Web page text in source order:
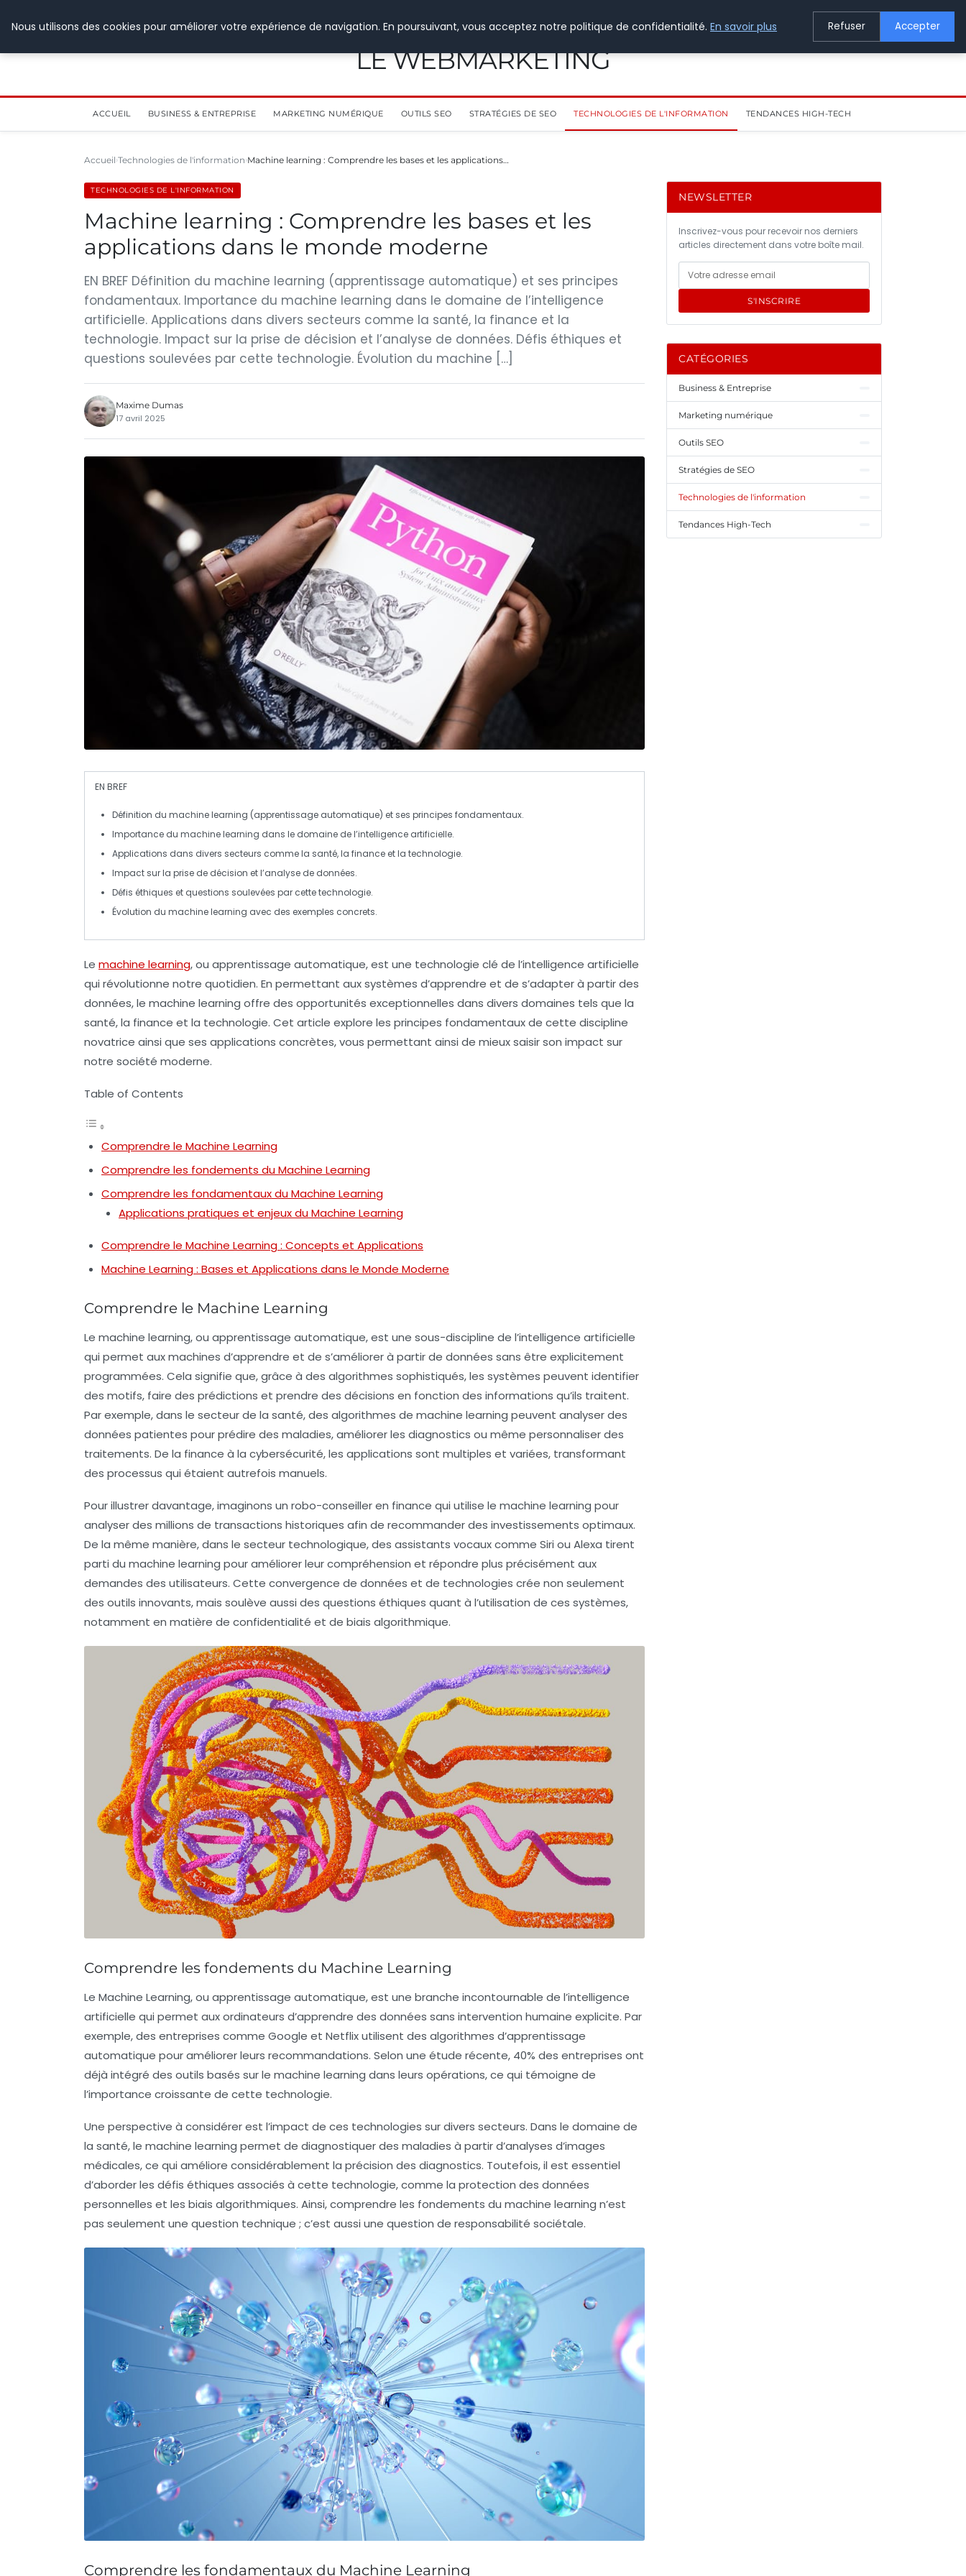
LE WEBMARKETING
ACCUEIL BUSINESS & ENTREPRISE MARKETING NUMÉRIQUE OUTILS SEO STRATÉGIES DE SEO TECHNOLOGIES DE L'INFORMATION TENDANCES HIGH-TECH
Accueil Technologies de l'information Machine learning : Comprendre les bases et les applications…
TECHNOLOGIES DE L'INFORMATION
Machine learning : Comprendre les bases et les
applications dans le monde moderne
EN BREF Définition du machine learning (apprentissage automatique) et ses principes
fondamentaux. Importance du machine learning dans le domaine de l’intelligence
artificielle. Applications dans divers secteurs comme la santé, la finance et la
technologie. Impact sur la prise de décision et l’analyse de données. Défis éthiques et
questions soulevées par cette technologie. Évolution du machine […]
Maxime Dumas
17 avril 2025
EN BREF
Définition du machine learning (apprentissage automatique) et ses principes fondamentaux.
Importance du machine learning dans le domaine de l’intelligence artificielle.
Applications dans divers secteurs comme la santé, la finance et la technologie.
Impact sur la prise de décision et l’analyse de données.
Défis éthiques et questions soulevées par cette technologie.
Évolution du machine learning avec des exemples concrets.
Le machine learning, ou apprentissage automatique, est une technologie clé de l’intelligence artificielle
qui révolutionne notre quotidien. En permettant aux systèmes d’apprendre et de s’adapter à partir des
données, le machine learning offre des opportunités exceptionnelles dans divers domaines tels que la
santé, la finance et la technologie. Cet article explore les principes fondamentauxde cette discipline
novatrice ainsi que ses applications concrètes, vous permettant ainsi de mieux saisir son impact sur
notre société moderne.
Table of Contents
Comprendre le Machine Learning
Comprendre les fondements du Machine Learning
Comprendre les fondamentaux du Machine Learning
Applications pratiques et enjeux du Machine Learning
Comprendre le Machine Learning : Concepts et Applications
Machine Learning : Bases et Applications dans le Monde Moderne
Comprendre le Machine Learning
Le machine learning, ou apprentissage automatique, est une sous-discipline de l’intelligence artificielle
qui permet auxmachines d’apprendre et de s’améliorer à partir de données sans être explicitement
programmées. Cela signifie que, grâce à des algorithmes sophistiqués, les systèmes peuvent identifier
des motifs, faire des prédictions et prendre des décisions en fonction des informations qu’ils traitent.
Par exemple, dans le secteur de la santé, des algorithmes de machine learning peuvent analyser des
données patientes pour prédire des maladies, améliorer les diagnostics ou même personnaliser des
traitements. De la finance à la cybersécurité, les applications sont multiples et variées, transformant
des processus qui étaient autrefois manuels.
Pour illustrer davantage, imaginons un robo-conseilleren finance qui utilise le machine learning pour
analyser des millions de transactions historiques afin de recommander des investissements optimaux.
De la même manière, dans le secteur technologique, des assistants vocaux comme Siri ou Alexa tirent
parti du machine learning pour améliorer leur compréhension et répondre plus précisément aux
demandes des utilisateurs. Cette convergence de données et de technologies crée non seulement
des outils innovants, mais soulève aussi des questions éthiques quant à l’utilisation de ces systèmes,
notamment en matière de confidentialité et de biais algorithmique.
Comprendre les fondements du Machine Learning
Le Machine Learning, ou apprentissage automatique, est une branche incontournable de l’intelligence
artificielle qui permet aux ordinateurs d’apprendre des données sans intervention humaine explicite. Par
exemple, des entreprises comme Google et Netflix utilisent des algorithmes d’apprentissage
automatique pour améliorer leurs recommandations. Selon une étude récente, 40% des entreprises ont
déjà intégré des outils basés sur le machine learning dans leurs opérations, ce qui témoigne de
l’importance croissante de cette technologie.
Une perspective à considérer est l’impact de ces technologies sur divers secteurs. Dans le domaine de
la santé, le machine learning permet de diagnostiquer des maladies à partir d’analyses d’images
médicales, ce qui améliore considérablement la précision des diagnostics. Toutefois, il est essentiel
d’aborder les défis éthiques associés à cette technologie, comme la protection des données
personnelles et les biais algorithmiques. Ainsi, comprendre les fondements du machine learning n’est
pas seulement une question technique ; c’est aussi une question de responsabilité sociétale.
Comprendre les fondamentaux du Machine Learning
NEWSLETTER
Inscrivez-vous pour recevoir nos derniers
articles directement dans votre boîte mail.
S'INSCRIRE
CATÉGORIES
Business & Entreprise
Marketing numérique
Outils SEO
Stratégies de SEO
Technologies de l'information
Tendances High-Tech
Nous utilisons des cookies pour améliorer votre expérience de navigation. En poursuivant, vous acceptez notre politique de confidentialité. En savoir plus Refuser Accepter